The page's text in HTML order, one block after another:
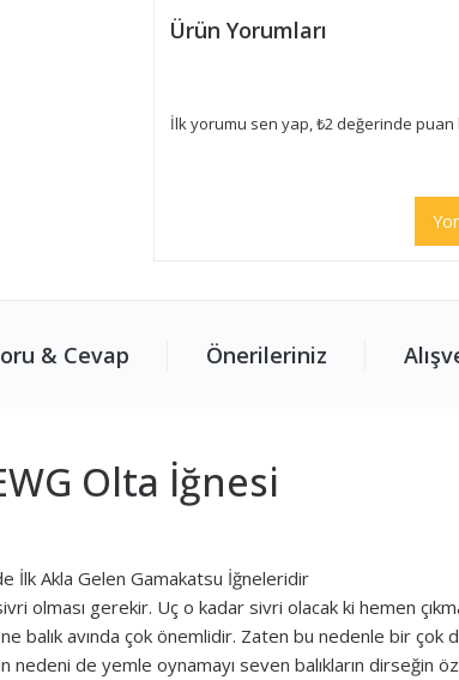
Ürün Yorumları
İlk yorumu sen yap, ₺2 değerinde
& Cevap Önerileriniz
Olta İğnesi
İlk Akla Gelen Gamakatsu İğneleridir
gerekir. Uç o kadar sivri olacak ki hemen
balık avında çok önemlidir. Zaten bu nedenle bir
de yemle oynamayı seven balıkların dirseğin